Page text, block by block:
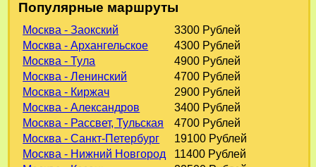
Популярные маршруты
Москва - Заокский
3300 Рублей
Москва - Архангельское
4300 Рублей
Москва - Тула
4900 Рублей
Москва - Ленинский
4700 Рублей
Москва - Киржач
2900 Рублей
Москва - Александров
3400 Рублей
Москва - Рассвет, Тульская
4700 Рублей
Москва - Санкт-Петербург
19100 Рублей
Москва - Нижний Новгород
11400 Рублей